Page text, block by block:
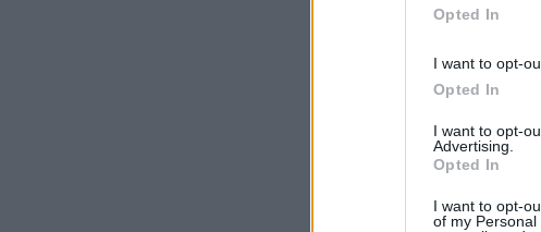
Opted In
I want to opt-
Opted In
I want to opt-
Advertising.
Opted In
I want to opt-
of my